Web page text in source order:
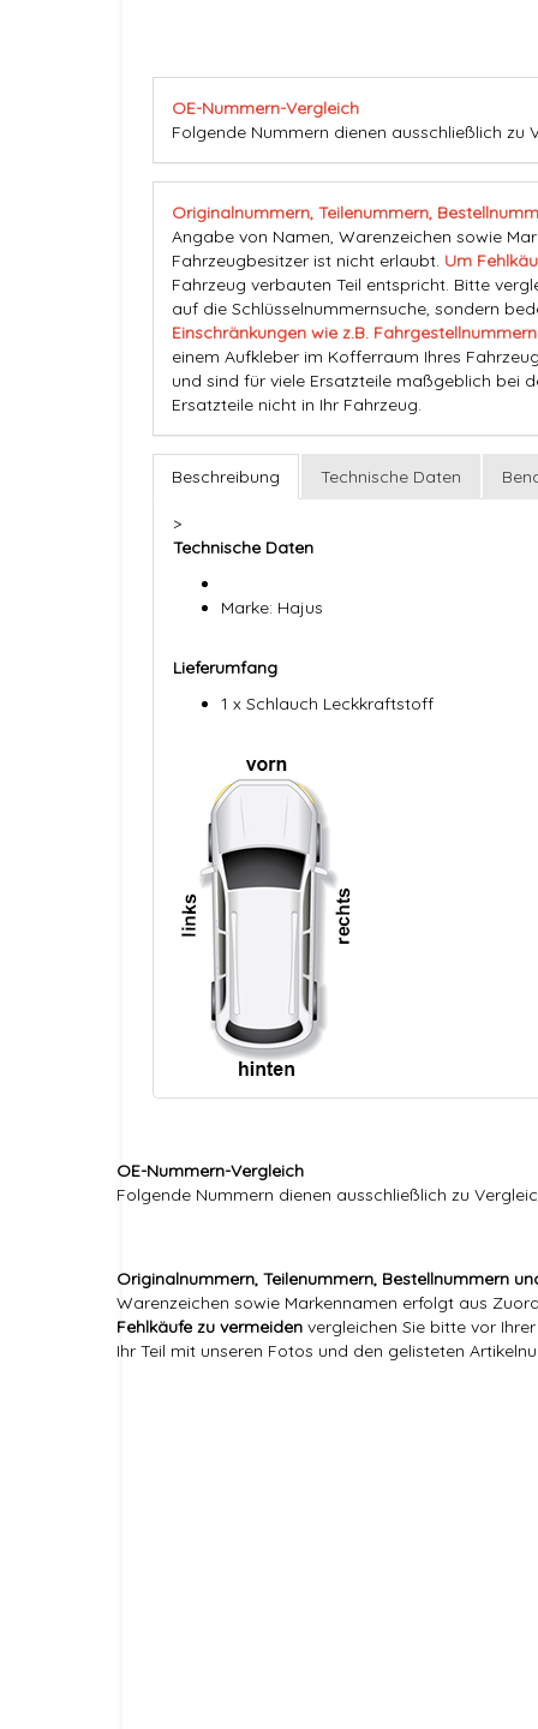
OE-Nummern-Vergleich
Folgende Nummern dienen ausschließlich zu
Originalnummern, Teilenummern,
Angabe von Namen, Warenzeichen sowie
Fahrzeugbesitzer ist nicht erlaubt. Um
Fahrzeug verbauten Teil entspricht. Bitte
auf die Schlüsselnummernsuche, sondern
Einschränkungen wie z.B.
einem Aufkleber im Kofferraum Ihres
und sind für viele Ersatzteile maßgeblich bei
Ersatzteile nicht in Ihr Fahrzeug.
Beschreibung Technische Daten
>
Technische Daten
Marke: Hajus
Lieferumfang
1 x Schlauch Leckkraftstoff
OE-Nummern-Vergleich
Folgende Nummern dienen ausschließlich zu
Originalnummern, Teilenummern, Bestellnummern
Warenzeichen sowie Markennamen erfolgt aus
Fehlkäufe zu vermeiden vergleichen Sie bitte vor
Ihr Teil mit unseren Fotos und den gelisteten